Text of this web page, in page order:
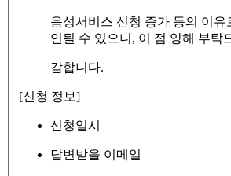
음성서비스 신청 증가 등의 이유
연될 수 있으니, 이 점 양해 부탁
감합니다.
[신청 정보]
신청일시
답변받을 이메일